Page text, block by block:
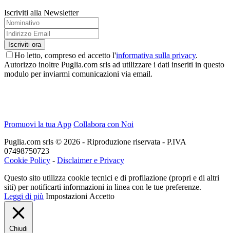
Iscriviti alla Newsletter
Ho letto, compreso ed accetto l'informativa sulla privacy.
Autorizzo inoltre Puglia.com srls ad utilizzare i dati inseriti in questo
modulo per inviarmi comunicazioni via email.
Promuovi la tua App Collabora con Noi
Puglia.com srls © 2026 - Riproduzione riservata - P.IVA
07498750723
Cookie Policy - Disclaimer e Privacy
Questo sito utilizza cookie tecnici e di profilazione (propri e di altri
siti) per notificarti informazioni in linea con le tue preferenze.
Leggi di più Impostazioni Accetto
Chiudi